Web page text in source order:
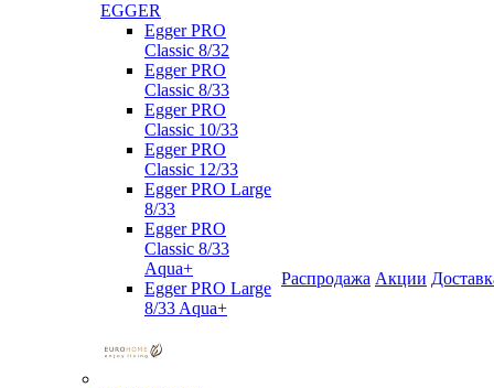
EGGER
Egger PRO
Classic 8/32
Egger PRO
Classic 8/33
Egger PRO
Classic 10/33
Egger PRO
Classic 12/33
Egger PRO Large
8/33
Egger PRO
Classic 8/33
Aqua+
Egger PRO Large
8/33 Aqua+
Распродажа Акции